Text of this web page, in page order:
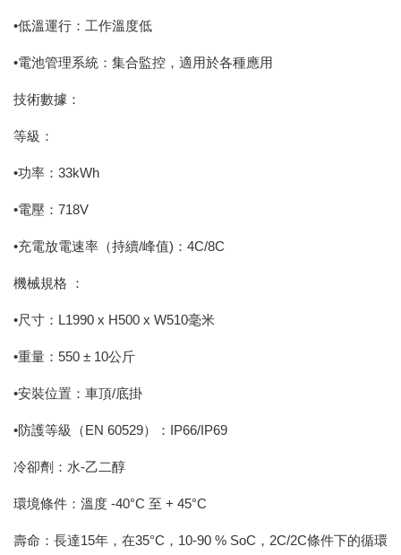
•低溫運行：工作溫度低
•電池管理系統：集合監控，適用於各種應用
技術數據：
等級：
•功率：33kWh
•電壓：718V
•充電放電速率（持續/峰值)：4C/8C
機械規格 ：
•尺寸：L1990 x H500 x W510毫米
•重量：550 ± 10公斤
•安裝位置：車頂/底掛
•防護等級（EN 60529）：IP66/IP69
冷卻劑：水-乙二醇
環境條件：溫度 -40°C 至 + 45°C
壽命：長達15年，在35°C，10-90 % SoC，2C/2C條件下的循環